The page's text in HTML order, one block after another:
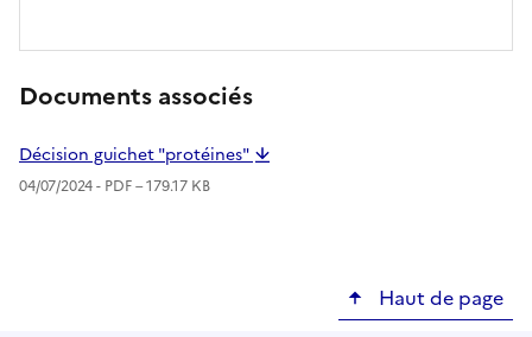
Documents associés
Décision guichet "protéines"
04/07/2024 - PDF– 179.17 KB
Haut de page